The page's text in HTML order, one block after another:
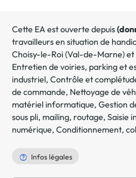
Cette EA est ouverte depuis
travailleurs en situation de
Choisy-le-Roi(Val-de-Marne) et
Entretien de voiries, parking et
industriel, Contrôle et
de commande, Nettoyage de
matériel informatique, Gestion
sous pli, mailing, routage, Saisie
numérique, Conditionnement,
Infos légales